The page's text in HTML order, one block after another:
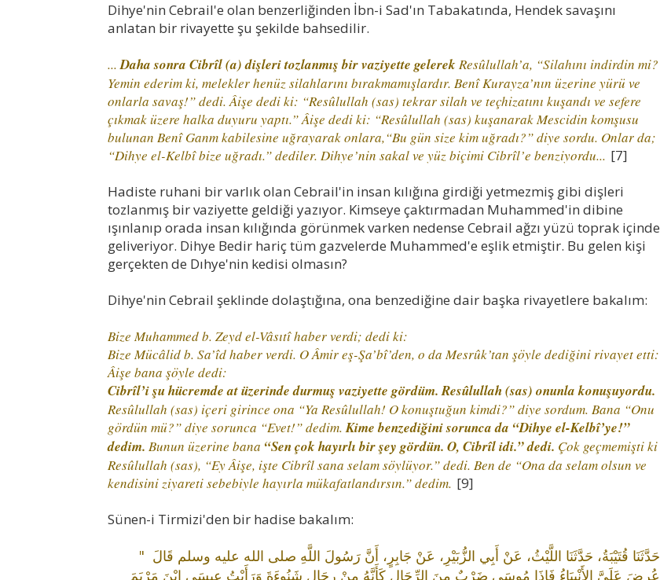
Dihye'nin Cebrail'e olan benzerliğinden İbn-i Sad'ın Tabakatında, Hendek savaşını
anlatan bir rivayette şu şekilde bahsedilir.
...Daha sonra Cibrîl (a) dişleri tozlanmış bir vaziyette gelerekResûlullah’a, “Silahını indirdin mi?
Yemin ederim ki, melekler henüz silahlarını bırakmamışlardır. Benî Kurayza’nın üzerine yürü ve
onlarla savaş!” dedi. Âişe dedi ki: “Resûlullah (sas) tekrar silah ve teçhizatını kuşandı ve sefere
çıkmak üzere halka duyuru yaptı.” Âişe dedi ki: “Resûlullah (sas) kuşanarak Mescidin komşusu
bulunan Benî Ganm kabilesine uğrayarak onlara,“Bu gün size kim uğradı?” diye sordu. Onlar da;
“Dihye el-Kelbî bize uğradı.” dediler. Dihye’nin sakal ve yüz biçimi Cibrîl’e benziyordu... [7]
Hadiste ruhani bir varlık olan Cebrail'in insan kılığına girdiği yetmezmiş gibi dişleri
tozlanmış bir vaziyette geldiği yazıyor. Kimseye çaktırmadan Muhammed'in dibine
ışınlanıp orada insan kılığında görünmek varken nedense Cebrail ağzı yüzü toprak içinde
geliveriyor. Dihye Bedir hariç tüm gazvelerde Muhammed'e eşlik etmiştir. Bu gelen kişi
gerçekten de Dıhye'nin kedisi olmasın?
Dihye'nin Cebrail şeklinde dolaştığına, ona benzediğine dair başka rivayetlere bakalım:
Bize Muhammed b. Zeyd el-Vâsıtî haber verdi; dedi ki:
Bize Mücâlid b. Sa’îd haber verdi. O Âmir eş-Şa’bî’den, o da Mesrûk’tan şöyle dediğini rivayet etti:
Âişe bana şöyle dedi:
Cibrîl’i şu hücremde at üzerinde durmuş vaziyette gördüm. Resûlullah (sas) onunla konuşuyordu.
Resûlullah (sas) içeri girince ona “Ya Resûlullah! O konuştuğun kimdi?” diye sordum. Bana “Onu
gördün mü?” diye sorunca “Evet!” dedim.Kime benzediğini sorunca da “Dihye el-Kelbî’ye!”
dedim. Bunun üzerine bana “Sen çok hayırlı bir şey gördün. O, Cibrîl idi.” dedi. Çok geçmemişti ki
Resûlullah (sas), “Ey Âişe, işte Cibrîl sana selam söylüyor.” dedi. Ben de “Ona da selam olsun ve
kendisini ziyareti sebebiyle hayırla mükafatlandırsın.” dedim. [9]
Sünen-i Tirmizi'den bir hadise bakalım:
حَدَّثَنَا قُتَيْبَةُ، حَدَّثَنَا اللَّيْثُ، عَنْ أَبِي الزُّبَيْرِ، عَنْ جَابِرٍ، أَنَّ رَسُولَ اللَّهِ صلى الله عليه وسلم قَالَ ‏ "‏
عُرِضَ عَلَىَّ الأَنْبِيَاءُ فَإِذَا مُوسَى ضَرْبٌ مِنَ الرِّجَالِ كَأَنَّهُ مِنْ رِجَالِ شَنُوءَةَ وَرَأَيْتُ عِيسَى ابْنَ مَرْيَمَ